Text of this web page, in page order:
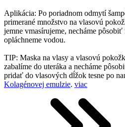
Aplikácia: Po poriadnom odmytí
primerané množstvo na vlasovú
jemne vmasírujeme, necháme
opláchneme vodou.
TIP: Maska na vlasy a vlasovú
zabalíme do uteráka a necháme
pridať do vlasových dĺžok tesne po
Kolagénovej emulzie. viac